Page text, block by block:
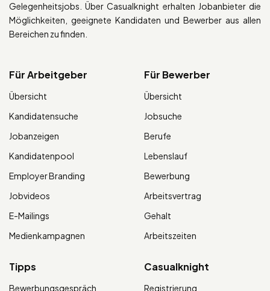
Gelegenheitsjobs. Über Casualknight erhalten Jobanbieter die
Möglichkeiten, geeignete Kandidaten und Bewerber aus allen
Bereichen zu finden.
Für Arbeitgeber
Übersicht
Kandidatensuche
Jobanzeigen
Kandidatenpool
Employer Branding
Jobvideos
E-Mailings
Medienkampagnen
Für Bewerber
Übersicht
Jobsuche
Berufe
Lebenslauf
Bewerbung
Arbeitsvertrag
Gehalt
Arbeitszeiten
Tipps
Bewerbungsgespräch
Casualknight
Registrierung